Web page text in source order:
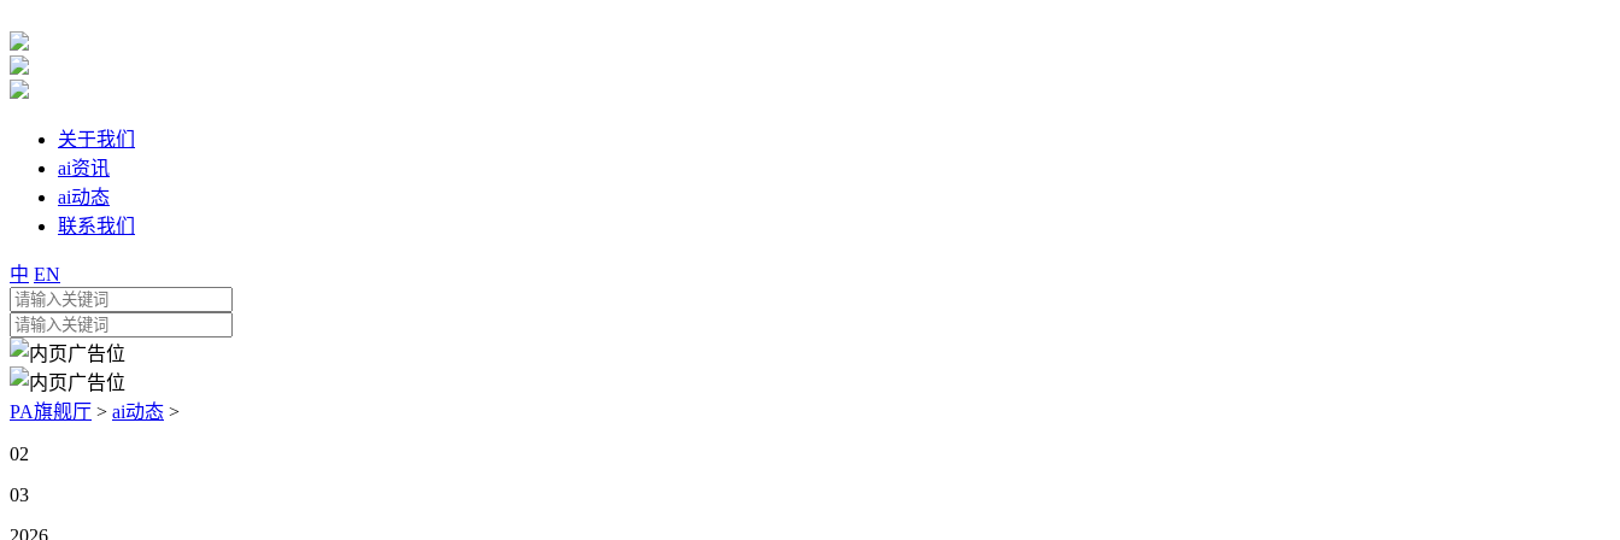
关于我们
ai资讯
ai动态
联系我们
中 EN
PA旗舰厅 > ai动态 >
02
03
2026